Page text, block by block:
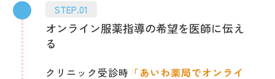
STEP.01
オンライン服薬指導の希望を医師に伝え
る
クリニック受診時 「あいわ薬局でオンライ